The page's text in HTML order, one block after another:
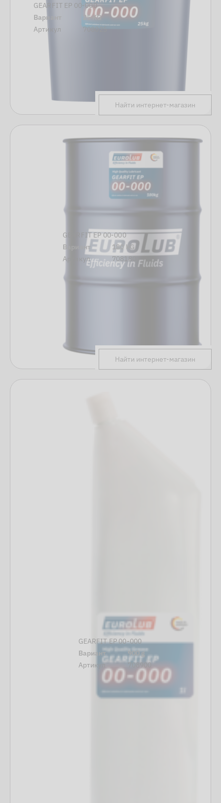
GEARFIT EP 00-000
Вариант
25 KG
Артикул
708025
Найти интернет-магазин
GEARFIT EP 00-000
Вариант
180 KG
Артикул
708180
Найти интернет-магазин
GEARFIT EP 00-000
Вариант
900 g
Артикул
708900